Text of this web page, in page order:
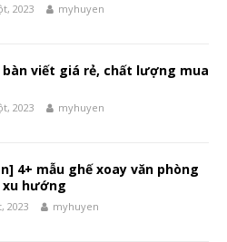
2023 myhuyen
bàn viết giá rẻ, chất lượng mua
2023 myhuyen
4+ mẫu ghế xoay văn phòng
xu hướng
2023 myhuyen